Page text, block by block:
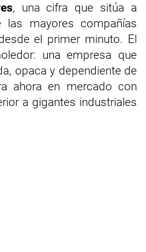
, una cifra que sitúa a
mayores compañías
el primer minuto. El
una empresa que
opaca y dependiente de
ahora en mercado con
a gigantes industriales